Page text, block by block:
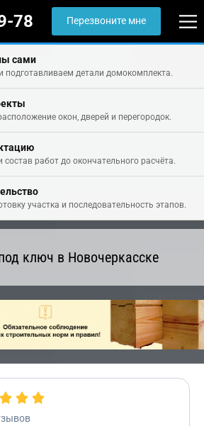
78 Перезвоните мне
сами
подготавливаем детали домокомплекта.
окон, дверей и перегородок.
работ до окончательного расчёта.
участка и последовательность этапов.
ключ в Новочеркасске